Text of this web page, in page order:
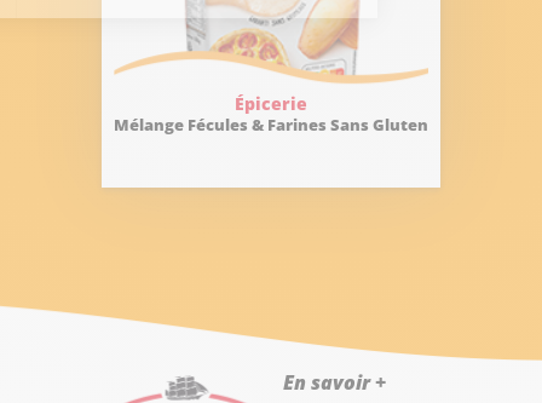
Épicerie
Mélange Fécules & Farines Sans Gluten
En savoir +